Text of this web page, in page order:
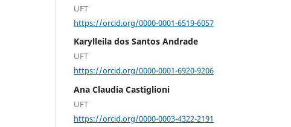
UFT
https://orcid.org/0000-0001-6519-6057
Karylleila dos Santos Andrade
UFT
https://orcid.org/0000-0001-6920-9206
Ana Claudia Castiglioni
UFT
https://orcid.org/0000-0003-4322-2191